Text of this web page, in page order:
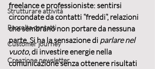
Strutturare attività
Raccolta contatti
Customer journey
Creazione newsletter
freelance e professioniste: sentirsi
circondate da contatti “freddi”, relazioni
che sembrano non portare da nessuna
parte. Si ha la sensazione di parlare nel
vuoto, di investire energie nella
comunicazione senza ottenere risultati